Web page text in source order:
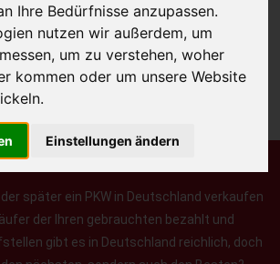
Ihre Bedürfnisse anzupassen.
nutzen wir außerdem, um
um zu verstehen, woher
kommen oder um unsere Website
Einstellungen ändern
für den Ankauf Ihres Autos inklusive der
sofort Geld. Ihre Daten werden nicht mit Dritten
geteilt.
garantieren 100% Sicherheit.
später ein PKW in Deutschland verkaufen
der Ihren gebrauchten bezahlt und
gibt es in Deutschland reichlich, doch